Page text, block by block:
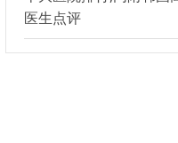
医生点评